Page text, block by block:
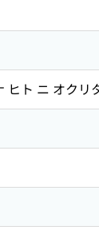
ト ニ オクリ